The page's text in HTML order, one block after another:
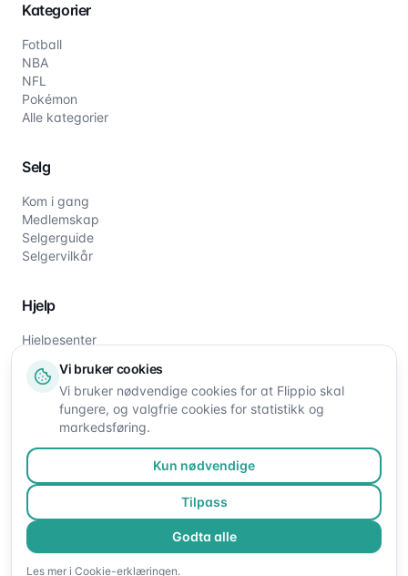
Kategorier
Fotball
NBA
NFL
Pokémon
Alle kategorier
Selg
Kom i gang
Medlemskap
Selgerguide
Selgervilkår
Hjelp
Hjelpesenter
Om oss
Kontakt oss
©2026Flippio. Alle rettigheter reservert.
Vi bruker cookies
Vi bruker nødvendige cookies for at Flippio skal
fungere, og valgfrie cookies for statistikk og
markedsføring.
Kun nødvendige
Tilpass
Godta alle
Les mer i Cookie-erklæringen.